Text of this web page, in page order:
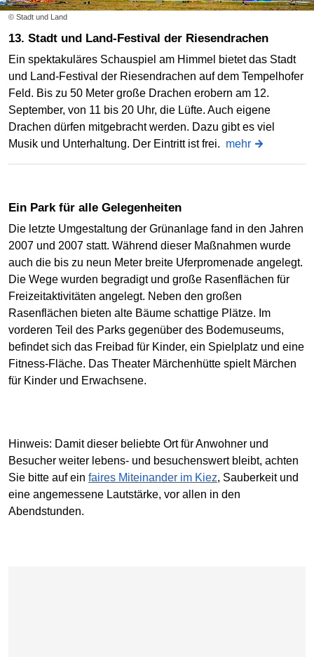
© Stadt und Land
13. Stadt und Land-Festival der Riesendrachen
Ein spektakuläres Schauspiel am Himmel bietet das Stadt
und Land-Festival der Riesendrachen auf dem Tempelhofer
Feld. Bis zu 50 Meter große Drachen erobern am 12.
September, von 11 bis 20 Uhr, die Lüfte. Auch eigene
Drachen dürfen mitgebracht werden. Dazu gibt es viel
Musik und Unterhaltung. Der Eintritt ist frei. mehr
Ein Park für alle Gelegenheiten
Die letzte Umgestaltung der Grünanlage fand in den Jahren
2007 und 2007 statt. Während dieser Maßnahmen wurde
auch die bis zu neun Meter breite Uferpromenade angelegt.
Die Wege wurden begradigt und große Rasenflächen für
Freizeitaktivitäten angelegt. Neben den großen
Rasenflächen bieten alte Bäume schattige Plätze. Im
vorderen Teil des Parks gegenüber des Bodemuseums,
befindet sich das Freibad für Kinder, ein Spielplatz und eine
Fitness-Fläche. Das Theater Märchenhütte spielt Märchen
für Kinder und Erwachsene.
Hinweis: Damit dieser beliebte Ort für Anwohner und
Besucher weiter lebens- und besuchenswert bleibt, achten
Sie bitte auf ein faires Miteinander im Kiez, Sauberkeit und
eine angemessene Lautstärke, vor allen in den
Abendstunden.